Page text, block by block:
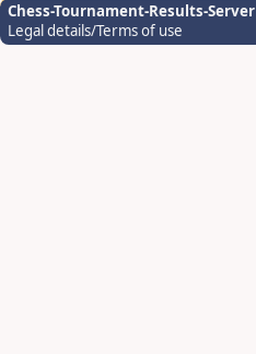
Chess-Tournament-Results-Server
Legal details/Terms of use